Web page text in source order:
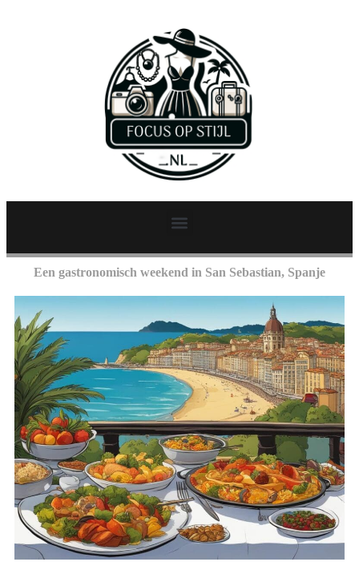
Een gastronomisch weekend in San Sebastian, Spanje